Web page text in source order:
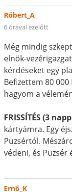
Róbert_A
6 órával ezelőtt
Még mindig
elnök-
kérdéseket egy
Befizettem 80
hagyom a
FRISSÍTÉS (3
kártyámra. Egy
Puzsértól.
védeni, és
Ernő_K